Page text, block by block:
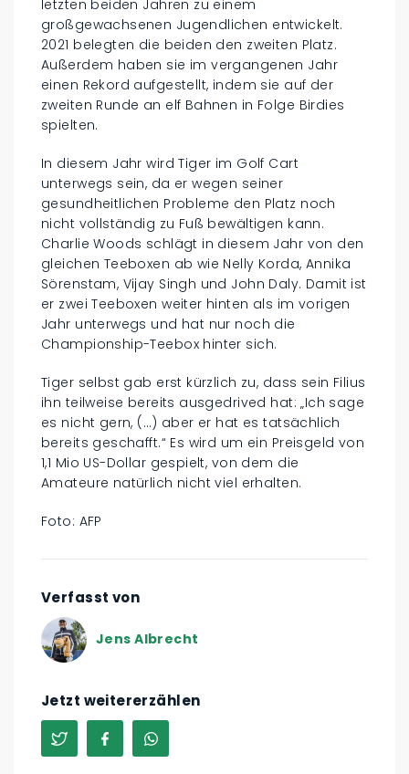
letzten beiden Jahren zu einem
großgewachsenen Jugendlichen entwickelt.
2021 belegten die beiden den zweiten Platz.
Außerdem haben sie im vergangenen Jahr
einen Rekord aufgestellt, indem sie auf der
zweiten Runde an elf Bahnen in Folge Birdies
spielten.
In diesem Jahr wird Tiger im Golf Cart
unterwegs sein, da er wegen seiner
gesundheitlichen Probleme den Platz noch
nicht vollständig zu Fuß bewältigen kann.
Charlie Woods schlägt in diesem Jahr von den
gleichen Teeboxen ab wie Nelly Korda, Annika
Sörenstam, Vijay Singh und John Daly. Damit ist
er zwei Teeboxen weiter hinten als im vorigen
Jahr unterwegs und hat nur noch die
Championship-Teebox hinter sich.
Tiger selbst gab erst kürzlich zu, dass sein Filius
ihn teilweise bereits ausgedrived hat: „Ich sage
es nicht gern, (…) aber er hat es tatsächlich
bereits geschafft.“ Es wird um ein Preisgeld von
1,1 Mio US-Dollar gespielt, von dem die
Amateure natürlich nicht viel erhalten.
Foto: AFP
Verfasst von
Jens Albrecht
Jetzt weitererzählen